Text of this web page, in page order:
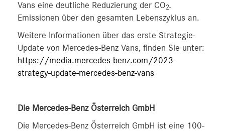
Vans eine deutliche Reduzierung der CO2-
Emissionen über den gesamten Lebenszyklus an.
Weitere Informationen über das erste Strategie-
Update von Mercedes-Benz Vans, finden Sie unter:
https://media.mercedes-benz.com/2023-
strategy-update-mercedes-benz-vans
Die Mercedes-Benz Österreich GmbH
Die Mercedes-Benz Österreich GmbH ist eine 100-